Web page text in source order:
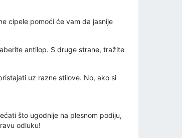
cipele pomoći će vam da jasnije
antilop. S druge strane, tražite
uz razne stilove. No, ako si
što ugodnije na plesnom podiju,
odluku!